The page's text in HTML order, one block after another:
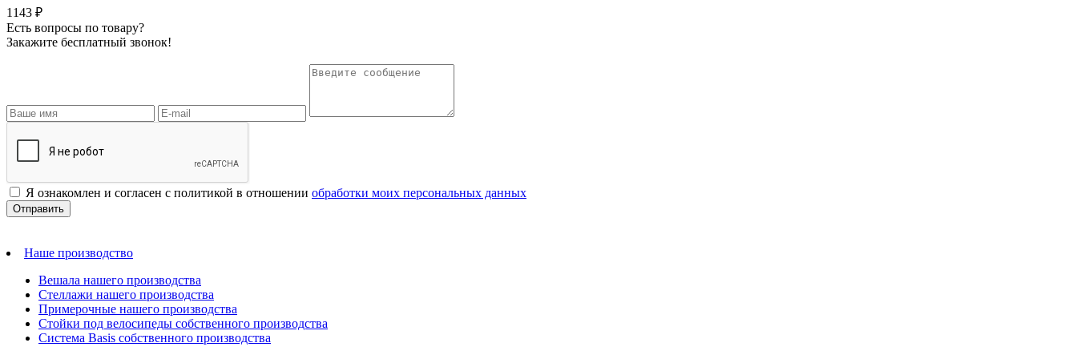
1143 ₽
Есть вопросы по товару?
Закажите бесплатный звонок!
Я ознакомлен и согласен с политикой в отношении обработки моих персональных данных
Наше производство
Вешала нашего производства
Стеллажи нашего производства
Примерочные нашего производства
Стойки под велосипеды собственного производства
Система Basis собственного производства